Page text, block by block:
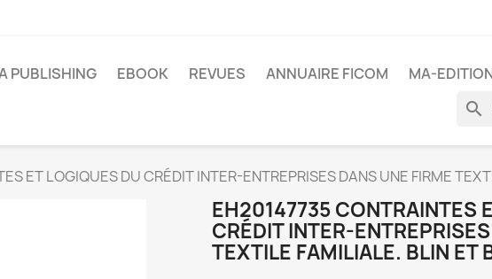
PUBLISHING EBOOK REVUES ANNUAIRE FICOM MA-
search
ET LOGIQUES DU CRÉDIT INTER-ENTREPRISES DANS UNE FIRME
EH20147735 CONTRAINTES
CRÉDIT INTER-
TEXTILE FAMILIALE. BLIN ET